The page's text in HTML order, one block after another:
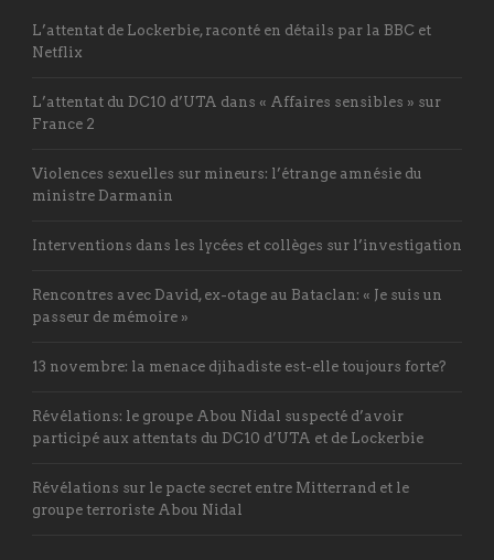
L’attentat de Lockerbie, raconté en détails par la BBC et
Netflix
L’attentat du DC10 d’UTA dans « Affaires sensibles » sur
France 2
Violences sexuelles sur mineurs: l’étrange amnésie du
ministre Darmanin
Interventions dans les lycées et collèges sur l’investigation
Rencontres avec David, ex-otage au Bataclan: « Je suis un
passeur de mémoire »
13 novembre: la menace djihadiste est-elle toujours forte?
Révélations: le groupe Abou Nidal suspecté d’avoir
participé aux attentats du DC10 d’UTA et de Lockerbie
Révélations sur le pacte secret entre Mitterrand et le
groupe terroriste Abou Nidal